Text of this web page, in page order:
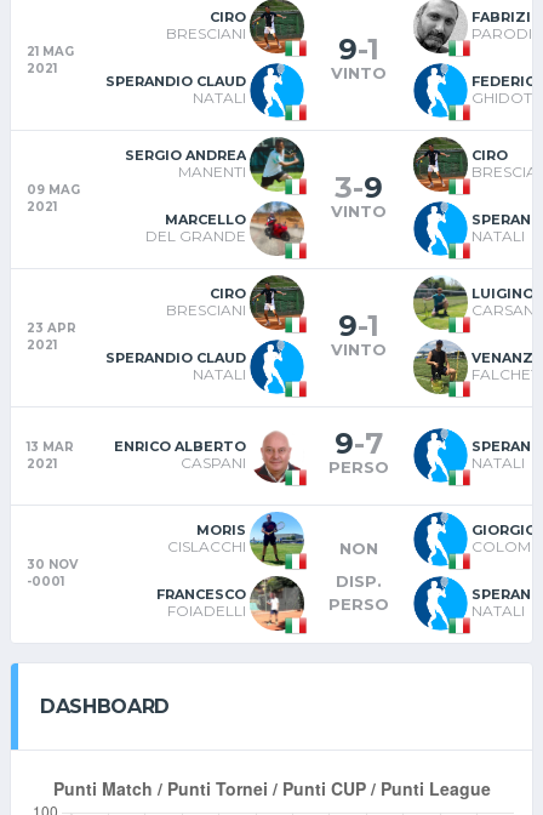
21 MAG
2021
CIRO
BRESCIANI
SPERANDIO CLAUD
NATALI
9-1
VINTO
FABRIZIO
PARODI
GHIDOTTI
09 MAG
2021
SERGIO ANDREA
MANENTI
MARCELLO
DEL GRANDE
3-9
VINTO
CIRO
NATALI
23 APR
2021
CIRO
BRESCIANI
SPERANDIO CLAUD
NATALI
9-1
VINTO
LUIGINO
13 MAR
2021
ENRICO ALBERTO
CASPANI
9-7
PERSO NATALI
30 NOV
-0001
MORIS
CISLACCHI
FRANCESCO
FOIADELLI
NON
DISP.
PERSO
GIORGIO
NATALI
DASHBOARD